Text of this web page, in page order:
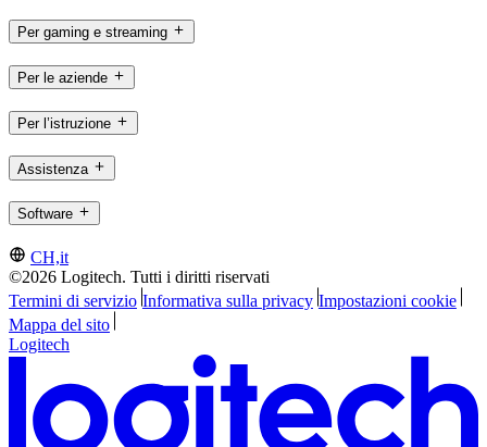
Per gaming e streaming
Per le aziende
Per l’istruzione
Assistenza
Software
CH,it
©2026 Logitech. Tutti i diritti riservati
Termini di servizio Informativa sulla privacy Impostazioni cookie
Mappa del sito
Logitech